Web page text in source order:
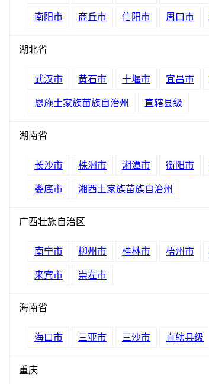
南阳市 商丘市 信阳市 周口市
湖北省
武汉市 黄石市 十堰市 宜昌市
恩施土家族苗族自治州 直辖县级
湖南省
长沙市 株洲市 湘潭市 衡阳市
娄底市 湘西土家族苗族自治州
广西壮族自治区
南宁市 柳州市 桂林市 梧州市
来宾市 崇左市
海南省
海口市 三亚市 三沙市 直辖县级
重庆